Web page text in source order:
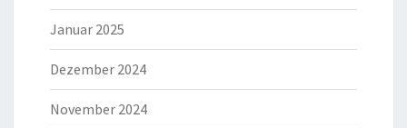
Januar 2025
Dezember 2024
November 2024